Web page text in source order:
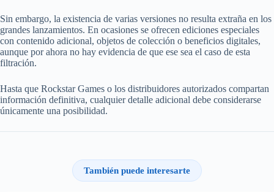
Sin embargo, la existencia de varias versiones no resulta extraña en los
grandes lanzamientos. En ocasiones se ofrecen ediciones especiales
con contenido adicional, objetos de colección o beneficios digitales,
aunque por ahora no hay evidencia de que ese sea el caso de esta
filtración.
Hasta que Rockstar Games o los distribuidores autorizados compartan
información definitiva, cualquier detalle adicional debe considerarse
únicamente una posibilidad.
También puede interesarte